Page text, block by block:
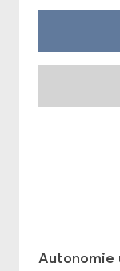
Au­to­no­mie